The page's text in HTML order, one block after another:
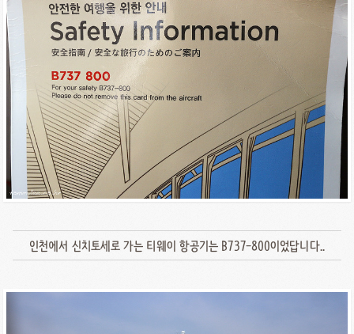
인천에서 신치토세로 가는 티웨이 항공기는 B737-800이었답니다..